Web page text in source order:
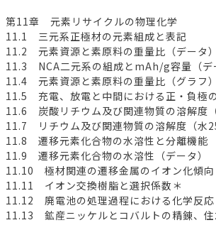
第11章 元素リサイクルの物理化学
11.1 三元系正極材の元素組成と表記
11.2 元素資源と素原料の重量比（データ）
11.3 NCA二元系の組成とmAh/g容量（デ
11.4 元素資源と素原料の重量比（グラフ）
11.5 充電、放電と中間における正・負極
11.6 炭酸リチウム及び関連物質の溶解度
11.7 リチウム及び関連物質の溶解度（水
11.8 遷移元素化合物の水溶性と分離機能
11.9 遷移元素化合物の水溶性（データ）
11.10 極材関連の遷移金属のイオン化傾向
11.11 イオン交換樹脂と選択係数＊
11.12 廃電池の処理過程における化学反応
11.13 鉱産ニッケルとコバルトの精錬、住